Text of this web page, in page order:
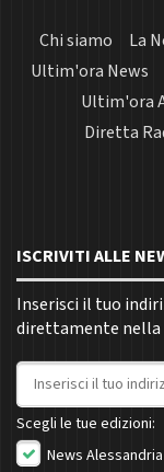
Chi siamo La
Ultim'ora News
Ultim'ora
Diretta
ISCRIVITI ALLE
Inserisci il tuo
direttamente nella
Indirizzo email
Scegli le tue edizioni:
News Alessandria